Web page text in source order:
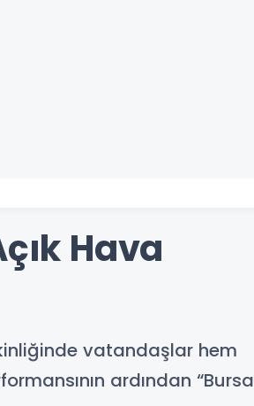
Hava
vatandaşlar hem
ardından “Bursa